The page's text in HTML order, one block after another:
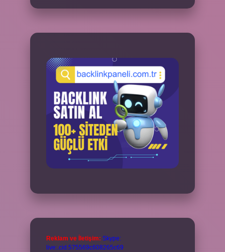
Reklam ve İletişim: Skype:
live:.cid.575569c608265c69